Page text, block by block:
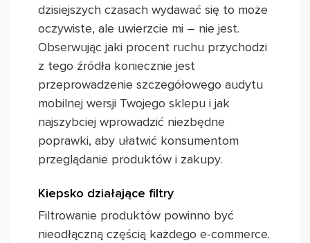
dzisiejszych czasach wydawać się to może
oczywiste, ale uwierzcie mi – nie jest.
Obserwując jaki procent ruchu przychodzi
z tego źródła koniecznie jest
przeprowadzenie szczegółowego audytu
mobilnej wersji Twojego sklepu i jak
najszybciej wprowadzić niezbędne
poprawki, aby ułatwić konsumentom
przeglądanie produktów i zakupy.
Kiepsko działające filtry
Filtrowanie produktów powinno być
nieodłączną częścią każdego e-commerce.